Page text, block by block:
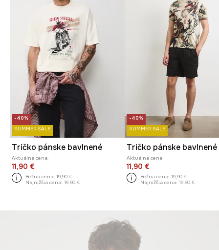
-40%
SUMMER SALE
Tričko pánske bavlnené
Aktuálna cena:
11,90 €
Bežná cena: 19,90 €
Najnižšia cena: 19,90 €
-40%
SUMMER SALE
Tričko pánske bavlnené
Aktuálna cena:
11,90 €
Bežná cena: 19,90 €
Najnižšia cena: 19,90 €